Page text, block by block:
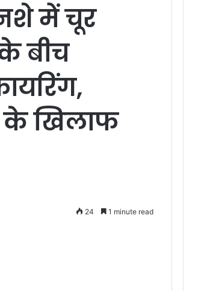
में चूर
बीच
के खिलाफ
24 1 minute read